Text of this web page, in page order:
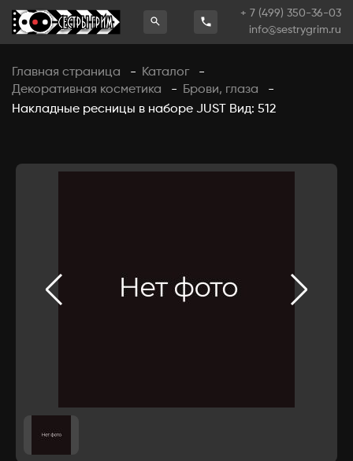
+ 7 (499) 350-36-03
info@sestrygrim.ru
Главная страница - Каталог
-
Декоративная косметика
- Брови, глаза
-
Накладные ресницы в наборе JUST Вид: 512